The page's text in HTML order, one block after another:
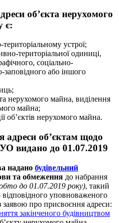
об’єкта нерухомого
є:
устрої;
територіальної одиниці,
соціально-
або іншого
нерухомого майна, виділення
майна;
об’єктів нерухомого майна.
адреси об’єктам щодо
видано до 01.07.2019
надано будівельний
та обмеження до набрання
до 01.07.2019 року), такий
уповноваженого
заявою про присвоєння адреси:
закінченого будівництвом